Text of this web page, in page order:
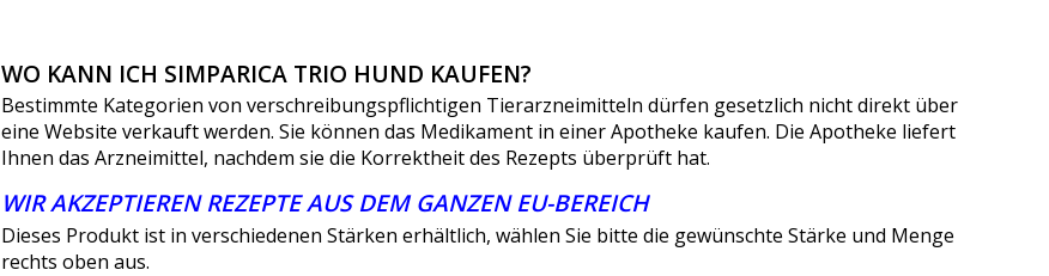
WO KANN ICH SIMPARICA TRIO HUND KAUFEN?
Bestimmte Kategorien von verschreibungspflichtigen Tierarzneimitteln dürfen gesetzlich nicht direkt über
eine Website verkauft werden. Sie können das Medikament in einer Apotheke kaufen. Die Apotheke liefert
Ihnen das Arzneimittel, nachdem sie die Korrektheit des Rezepts überprüft hat.
WIR AKZEPTIEREN REZEPTE AUS DEM GANZEN EU-BEREICH
Dieses Produkt ist in verschiedenen Stärken erhältlich, wählen Sie bitte die gewünschte Stärke und Menge
rechts oben aus.